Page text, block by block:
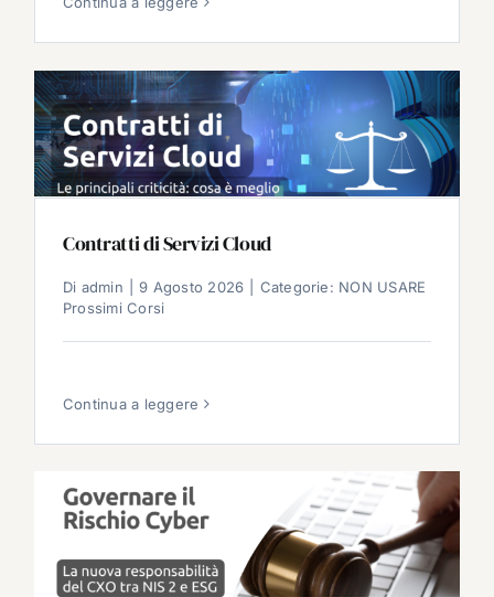
Contratti di Servizi Cloud
Di admin 9 Agosto 2026 Categorie: NON USARE
Prossimi Corsi
Continua a leggere